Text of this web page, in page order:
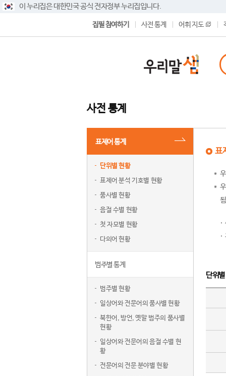
이 누리집은 대한민국 공식 전자정부 누리집입니다.
집필 참여하기 사전 통계 어휘 지도
사전 통계
표제어 통계
단위별 현황
표제어 분석 기호별 현황
품사별 현황
음절 수별 현황
첫 자모별 현황
다의어 현황
범주별 통계
범주별 현황
일상어와 전문어의 품사별 현황
북한어, 방언, 옛말 범주의 품사별
현황
일상어와 전문어의 음절 수별 현
황
전문어의 전문 분야별 현황
표
단위